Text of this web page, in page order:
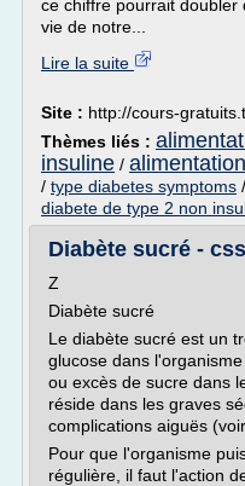
ce chiffre pourrait doubler
vie de notre...
Lire la suite
Site : http://cours-
Thèmes liés :
insuline /
/ type diabetes symptoms /
diabete de type 2 non
Diabète sucré -
Z
Diabète sucré
Le diabète sucré est un
glucose dans
ou excès de sucre dans
réside dans les graves
complications aiguës
Pour que l'organisme
régulière, il faut l'action